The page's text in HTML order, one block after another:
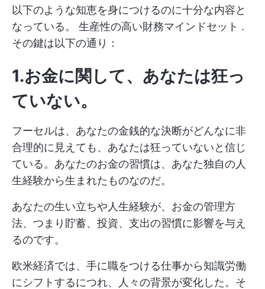
以下のような知恵を身につけるのに十分な内容と
なっている。 生産性の高い財務マインドセット .
その鍵は以下の通り：
1.お金に関して、あなたは狂っ
ていない。
フーセルは、あなたの金銭的な決断がどんなに非
合理的に見えても、あなたは狂っていないと信じ
ている。あなたのお金の習慣は、あなた独自の人
生経験から生まれたものなのだ。
あなたの生い立ちや人生経験が、お金の管理方
法、つまり貯蓄、投資、支出の習慣に影響を与え
るのです。
欧米経済では、手に職をつける仕事から知識労働
にシフトするにつれ、人々の背景が変化した。そ